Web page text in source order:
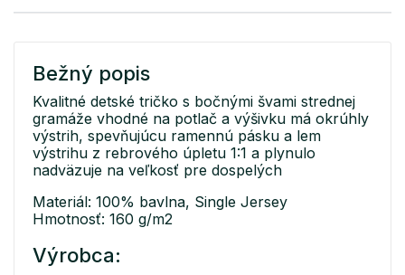
Bežný popis
Kvalitné detské tričko s bočnými švami strednej
gramáže vhodné na potlač a výšivku má okrúhly
výstrih, spevňujúcu ramennú pásku a lem
výstrihu z rebrového úpletu 1:1 a plynulo
nadväzuje na veľkosť pre dospelých
Materiál: 100% bavlna, Single Jersey
Hmotnosť: 160 g/m2
Výrobca: